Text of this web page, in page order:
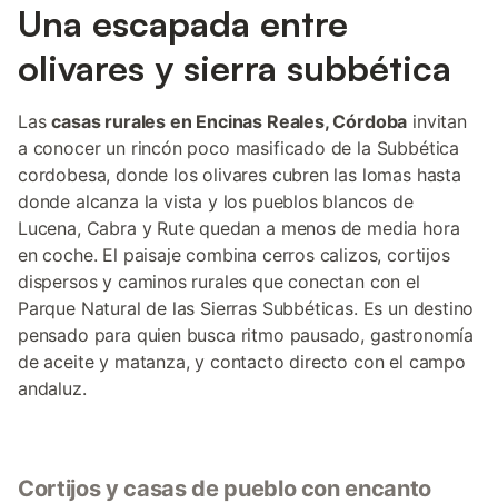
Una escapada entre
olivares y sierra subbética
Lascasas rurales en Encinas Reales, Córdoba invitan
a conocer un rincón poco masificado de la Subbética
cordobesa, donde los olivares cubren las lomas hasta
donde alcanza la vista y los pueblos blancos de
Lucena, Cabra y Rute quedan a menos de media hora
en coche. El paisaje combina cerros calizos, cortijos
dispersos y caminos rurales que conectan con el
Parque Natural de las Sierras Subbéticas. Es un destino
pensado para quien busca ritmo pausado, gastronomía
de aceite y matanza, y contacto directo con el campo
andaluz.
Cortijos y casas de pueblo con encanto